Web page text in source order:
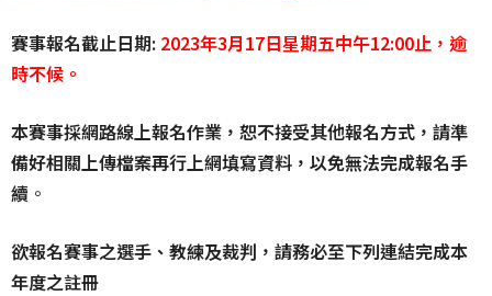
賽事報名截止日期: 2023年3月17日星期五中午12:00止，逾
時不候。
本賽事採網路線上報名作業，恕不接受其他報名方式，請準
備好相關上傳檔案再行上網填寫資料，以免無法完成報名手
續 。
欲報名賽事之選手、教練及裁判，請務必至下列連結完成本
年度之註冊